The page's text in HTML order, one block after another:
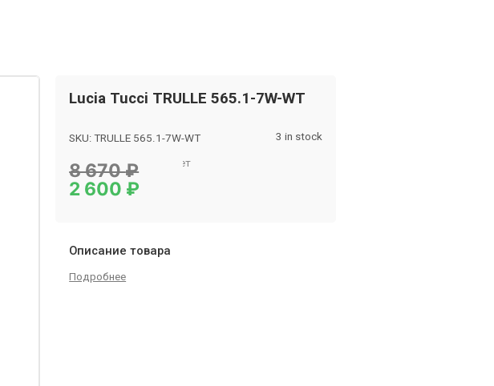
Lucia Tucci TRULLE 565.1-7W-WT
SKU: TRULLE 565.1-7W-WT
Category: Точечный свет
3 in stock
8 670₽
2 600 ₽
Описание товара
Подробнее